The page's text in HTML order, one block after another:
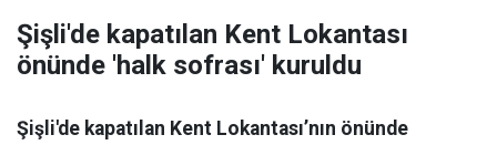
Şişli'de kapatılan Kent Lokantası
önünde 'halk sofrası' kuruldu
Şişli'de kapatılan Kent Lokantası’nın önünde